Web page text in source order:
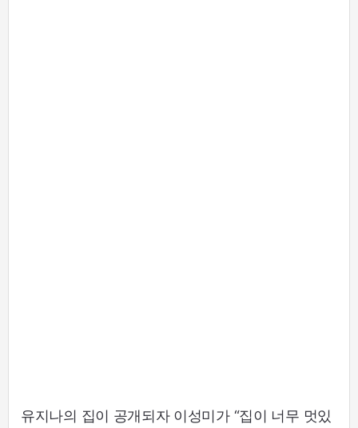
유지나의 집이 공개되자 이성미가 “집이 너무 멋있